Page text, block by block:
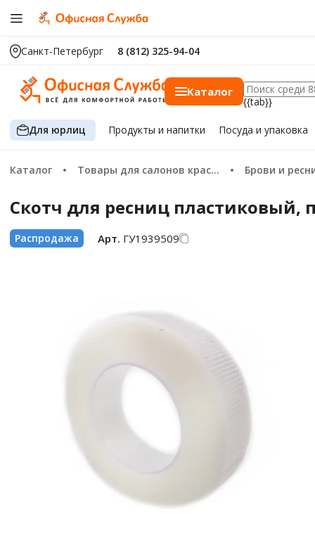
Санкт-Петербург 8 (812) 325-94-04
Каталог
{{tab}}
Для юрлиц Продуктыи напитки Посуда и упаковка
Каталог Товары для салонов красоты Брови и
Скотч для ресниц пластиковый,
Распродажа Арт. ГУ1939509